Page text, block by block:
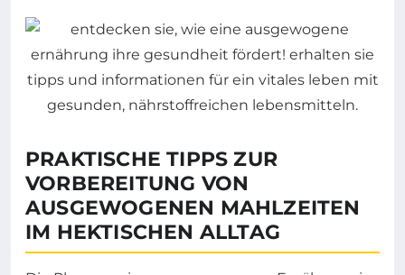
PRAKTISCHE TIPPS ZUR
VORBEREITUNG VON
AUSGEWOGENEN MAHLZEITEN
IM HEKTISCHEN ALLTAG